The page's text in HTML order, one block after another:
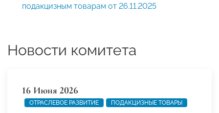
подакцизным товарам от 26.11.2025
Новости комитета
16 Июня 2026
ОТРАСЛЕВОЕ РАЗВИТИЕ ПОДАКЦИЗНЫЕ ТОВАРЫ